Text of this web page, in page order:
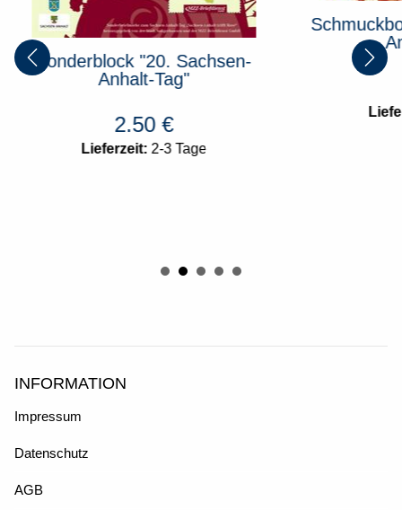
Sonderblock "20. Sachsen-
Anhalt-Tag"
2.50 €
Lieferzeit: 2-3 Tage
INFORMATION
Impressum
Datenschutz
AGB